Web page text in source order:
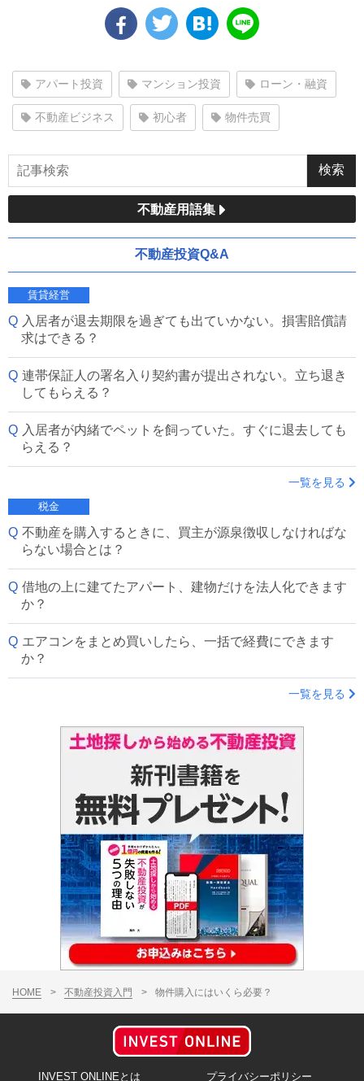
アパート投資 マンション投資 ローン・融資
不動産ビジネス 初心者 物件売買
不動産用語集
不動産投資Q&A
賃貸経営
入居者が退去期限を過ぎても出ていかない。損害賠償請
求はできる？
連帯保証人の署名入り契約書が提出されない。立ち退き
してもらえる？
入居者が内緒でペットを飼っていた。すぐに退去しても
らえる？
一覧を見る
税金
不動産を購入するときに、買主が源泉徴収しなければな
らない場合とは？
借地の上に建てたアパート、建物だけを法人化できます
か？
エアコンをまとめ買いしたら、一括で経費にできます
か？
一覧を見る
HOME > 不動産投資入門 > 物件購入にはいくら必要？
INVEST ONLINEとは プライバシーポリシー